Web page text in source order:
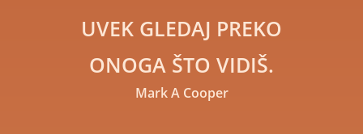
UVEK GLEDAJ PREKO
ONOGA ŠTO VIDIŠ.
Mark A Cooper